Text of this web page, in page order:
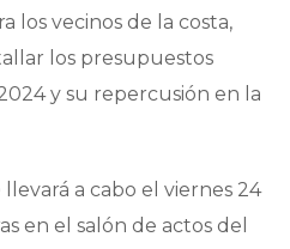
los vecinos de la costa,
los presupuestos
y su repercusión en la
llevará a cabo el viernes 24
en el salón de actos del